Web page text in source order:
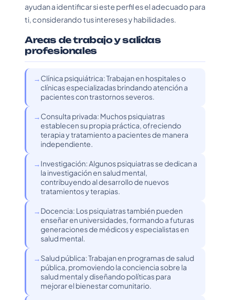
ayudan a identificar si este perfil es el adecuado para
ti, considerando tus intereses y habilidades.
Areas de trabajo y salidas
profesionales
Clínica psiquiátrica: Trabajan en hospitales o
clínicas especializadas brindando atención a
pacientes con trastornos severos.
Consulta privada: Muchos psiquiatras
establecen su propia práctica, ofreciendo
terapia y tratamiento a pacientes de manera
independiente.
Investigación: Algunos psiquiatras se dedican a
la investigación en salud mental,
contribuyendo al desarrollo de nuevos
tratamientos y terapias.
Docencia: Los psiquiatras también pueden
enseñar en universidades, formando a futuras
generaciones de médicos y especialistas en
salud mental.
Salud pública: Trabajan en programas de salud
pública, promoviendo la conciencia sobre la
salud mental y diseñando políticas para
mejorar el bienestar comunitario.